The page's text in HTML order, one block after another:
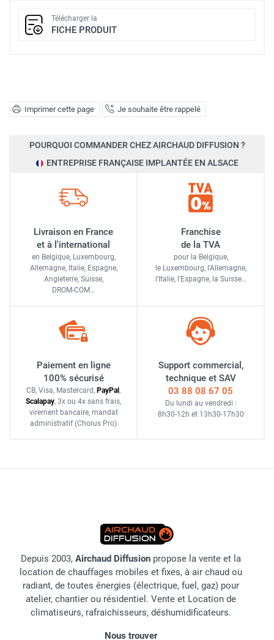
Imprimer cette page Je souhaite être rappelé
Télécharger la
FICHE PRODUIT
POURQUOI COMMANDER CHEZ AIRCHAUD DIFFUSION ?
ENTREPRISE FRANÇAISE IMPLANTÉE EN ALSACE
Livraison en France
et à l'international
en Belgique, Luxembourg,
Allemagne, Italie, Espagne,
Angleterre, Suisse,
DROM-COM…
Franchise
de la TVA
pour la Belgique,
le Luxembourg, l'Allemagne,
l'Italie, l'Espagne, la Suisse…
Paiement en ligne
100% sécurisé
CB, Visa, Mastercard, PayPal ,
Scalapay, 3x ou 4x sans frais,
virement bancaire, mandat
administratif (Chorus Pro)
Support commercial,
technique et SAV
03 88 08 67 05
Du lundi au vendredi :
8h30-12h et 13h30-17h30
Depuis 2003, Airchaud Diffusion propose la vente et la
location de chauffages mobiles et fixes, à air chaud ou
radiant, de toutes énergies (électrique, fuel, gaz) pour
atelier, chantier ou résidentiel. Vente et Location de
climatiseurs, rafraichisseurs, déshumidificateurs.
Nous trouver